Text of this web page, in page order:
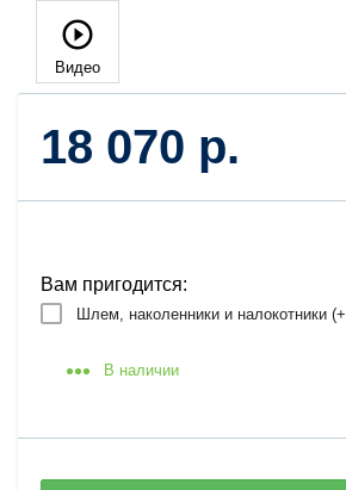
Видео
18 070 р.
Вам пригодится:
Шлем, наколенники и налокотники (+
В наличии